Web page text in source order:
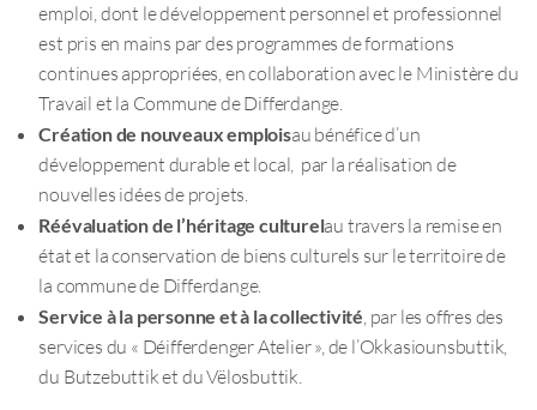
emploi, dont le développement personnel et professionnel
est pris en mains par des programmes de formations
continues appropriées, en collaboration avec le Ministère du
Travail et la Commune de Differdange.
Création de nouveaux emploisau bénéfice d’un
développement durable et local, par la réalisation de
nouvelles idées de projets.
Réévaluation de l’héritage culturelau travers la remise en
état et la conservation de biens culturels sur le territoire de
la commune de Differdange.
Service à la personne et à la collectivité, par les offres des
services du « Déifferdenger Atelier », de l’Okkasiounsbuttik,
du Butzebuttik et du Vëlosbuttik.